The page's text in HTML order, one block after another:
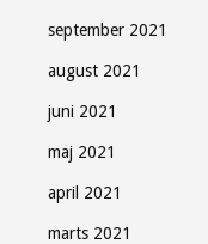
september 2021
august 2021
juni 2021
maj 2021
april 2021
marts 2021